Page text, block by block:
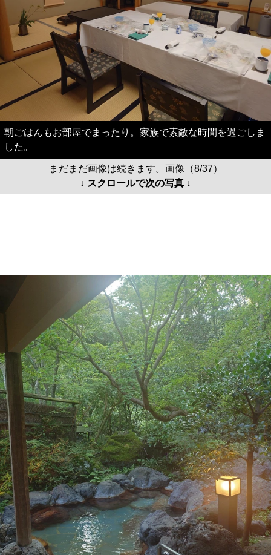
朝ごはんもお部屋でまったり。家族で素敵な時間を過ごしま
した。
まだまだ画像は続きます。画像（8/37）
↓ スクロールで次の写真 ↓